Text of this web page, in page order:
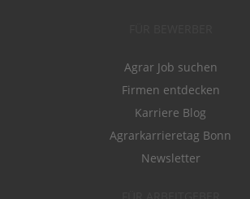
Agrar Job suchen
Firmen entdecken
Karriere Blog
Agrarkarrieretag Bonn
Newsletter